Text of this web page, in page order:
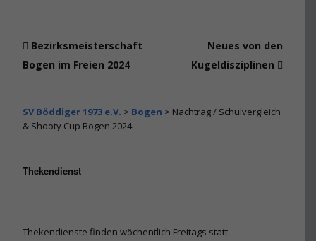
Bezirksmeisterschaft
Bogen im Freien 2024
Neues von den
Kugeldisziplinen
SV Böddiger 1973 e.V. > Bogen > Nachtrag / Schulvergleich
& Shooty Cup Bogen 2024
Thekendienst
Thekendienste finden wöchentlich Freitags statt.